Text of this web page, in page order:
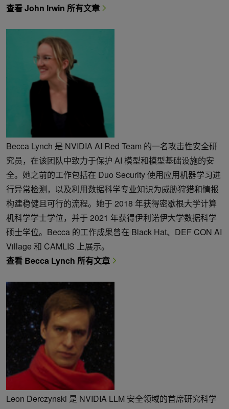
查看 John Irwin 所有文章
Becca Lynch 是 NVIDIA AI Red Team 的一名攻击性安全研
究员，在该团队中致力于保护 AI 模型和模型基础设施的安
全。她之前的工作包括在 Duo Security 使用应用机器学习进
行异常检测，以及利用数据科学专业知识为威胁狩猎和情报
构建稳健且可行的流程。她于 2018 年获得密歇根大学计算
机科学学士学位，并于 2021 年获得伊利诺伊大学数据科学
硕士学位。Becca 的工作成果曾在 Black Hat、DEF CON AI
Village 和 CAMLIS 上展示。
查看 Becca Lynch 所有文章
Leon Derczynski 是 NVIDIA LLM 安全领域的首席研究科学